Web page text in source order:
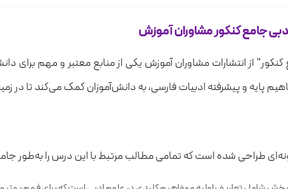
رشته
جامع کنکور مشاوران آموزش
از انتشارات مشاوران آموزش یکی از منابع معتبر و مهم
پایه و پیشرفته ادبیات فارسی، به دانش‌آموزان کمک می‌کند تا
طراحی شده است که تمامی مطالب مرتبط با این درس را